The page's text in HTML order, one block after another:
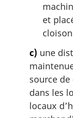
et
c) une
source
dans les
locaux